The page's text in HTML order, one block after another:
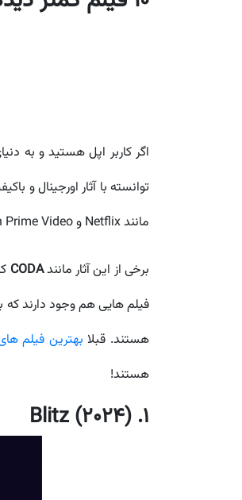
اگر کاربر اپل هستید و به
توانسته با آثار اورجینال و
مانند Netflix و Amazon Prime Video انتخاب کرده است. این رویکرد باعث شده هر فیلم یا سریالی که در این پلتفرم عرضه می شود کیفیتی ویژه و استانداردی بالا داشته باشد.
برخی از این آثار مانندCODA
فیلم هایی هم وجود دارند که
هستند. قبلا بهترین فیلم
هستند!
1. Blitz (2024)